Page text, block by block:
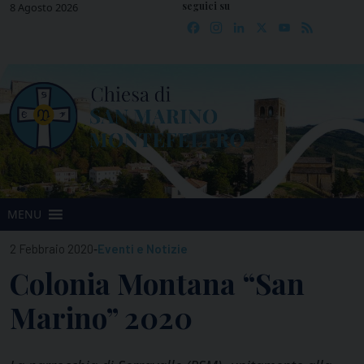
Skip8 Agosto 2026 seguici su
Facebook
Instagram
LinkedIn YouTube
MENU
2 Febbraio 2020-Eventi e Notizie
Colonia Montana “San
Marino” 2020